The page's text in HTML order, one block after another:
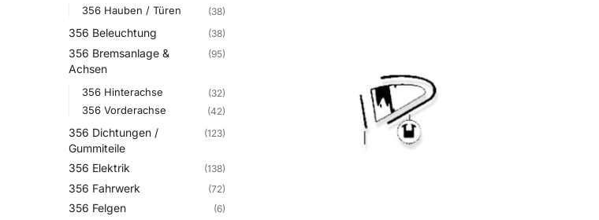
356 Hauben / Türen (38)
356 Beleuchtung (38)
356 Bremsanlage &
Achsen
(95)
356 Hinterachse (32)
356 Vorderachse (42)
356 Dichtungen /
Gummiteile
(123)
356 Elektrik (138)
356 Fahrwerk (72)
356 Felgen (6)